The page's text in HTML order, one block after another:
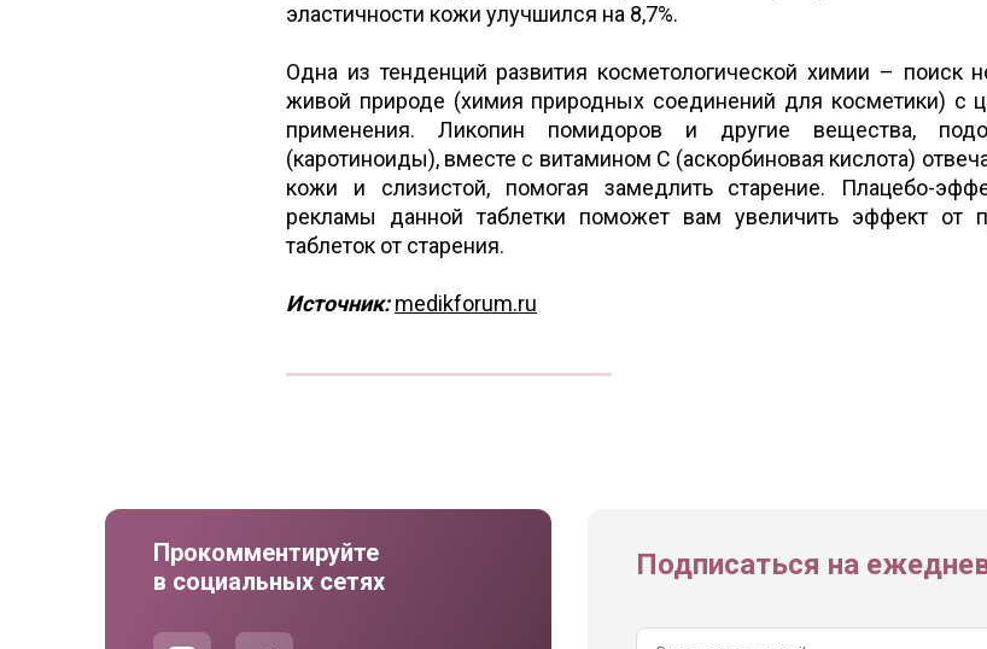
эластичности кожи улучшился на 8,7%.
Одна из тенденций развития косметологической химии – поиск
живой природе (химия природных соединений для косметики) с
применения. Ликопин помидоров и другие вещества,
(каротиноиды), вместе с витамином С (аскорбиновая кислота)
кожи и слизистой, помогая замедлить старение. Плацебо-
рекламы данной таблетки поможет вам увеличить эффект от
таблеток от старения.
Источник: medikforum.ru
Прокомментируйте
в социальных сетях
Подписаться на